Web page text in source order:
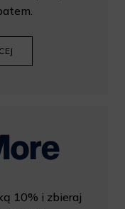
10% i zbieraj